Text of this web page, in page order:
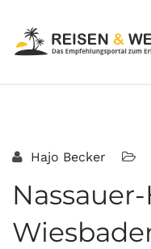
Hajo Becker